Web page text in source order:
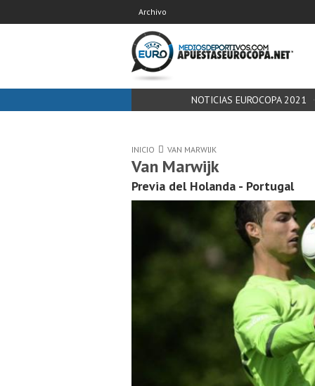
Archivo
NOTICIAS EUROCOPA 2021
INICIO VAN MARWIJK
Van Marwijk
Previa del Holanda - Portugal